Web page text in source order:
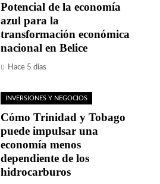
Potencial de la economía
azul para la
transformación económica
nacional en Belice
Hace 5 días
INVERSIONES Y NEGOCIOS
Cómo Trinidad y Tobago
puede impulsar una
economía menos
dependiente de los
hidrocarburos